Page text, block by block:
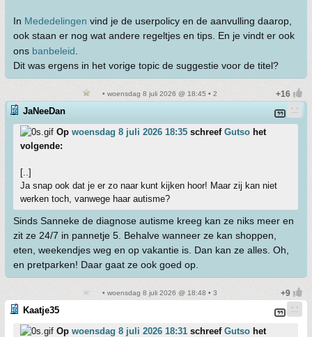
In Mededelingen vind je de userpolicy en de aanvulling daarop,
ook staan er nog wat andere regeltjes en tips. En je vindt er ook
ons banbeleid
Dit was ergens in het vorige topic de suggestie voor de titel?
• woensdag 8 juli 2026 @ 18:45 • 2
JaNeeDan
Op woensdag 8 juli 2026 18:35 schreef Gutso het
volgende:
[..]
Ja snap ook dat je er zo naar kunt kijken hoor! Maar zij kan niet
werken toch, vanwege haar autisme?
Sinds Sanneke de diagnose autisme kreeg kan ze niks meer en
zit ze 24/7 in pannetje 5. Behalve wanneer ze kan shoppen,
eten, weekendjes weg en op vakantie is. Dan kan ze alles. Oh,
en pretparken! Daar gaat ze ook goed op.
• woensdag 8 juli 2026 @ 18:48 • 3
Kaatje35
Op woensdag 8 juli 2026 18:31 schreef Gutso het